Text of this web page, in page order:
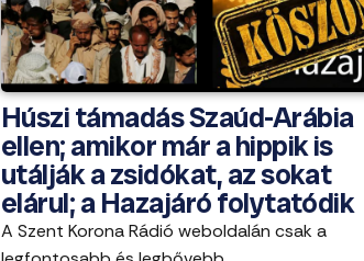
Húszi támadás Szaúd-Arábia
ellen; amikor már a hippik is
utálják a zsidókat, az sokat
elárul; a Hazajáró folytatódik
A Szent Korona Rádió weboldalán csak a